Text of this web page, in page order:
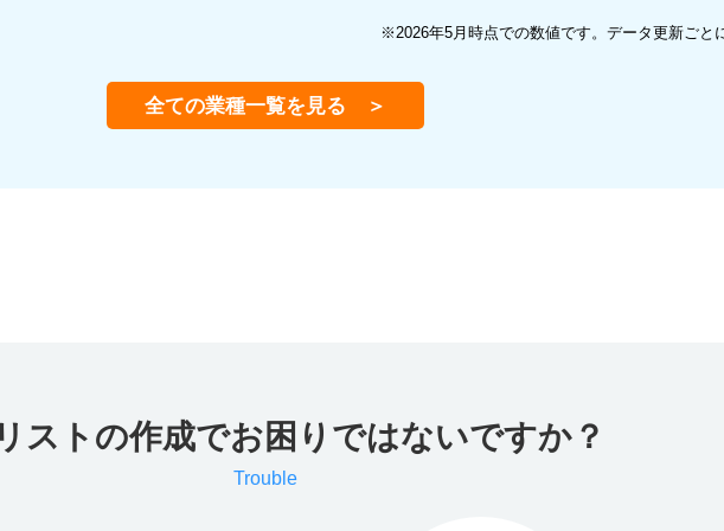
※2026年5月時点での数値です。データ更新ごと
全ての業種一覧を見る ＞
ストの作成でお困りではないですか？
Trouble